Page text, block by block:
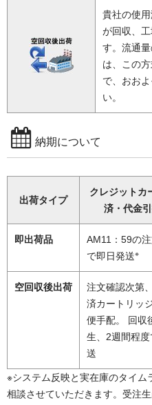
貴社の使
が回収、
す。流通
は、この
で、おお
い。
納期について
出荷タイプ
クレジットカ
済・代金
即出荷品
AM11：59の注
で即日発送※
空回収後出荷
注文確認次第
済カートリッ
便手配。 回収
生、2週間程度
送
※システム反映と実在庫のタイ
相談させていただきます。受注